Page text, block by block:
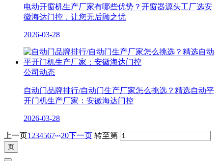
电动开窗机生产厂家有哪些优势？开窗器源头工厂选安
徽海达门控，让您无后顾之忧
2026-03-28
公司动态
自动门品牌排行/自动门生产厂家怎么挑选？精选自动平
开门机生产厂家：安徽海达门控
2026-03-28
上一页1 234567...20下一页 转至第